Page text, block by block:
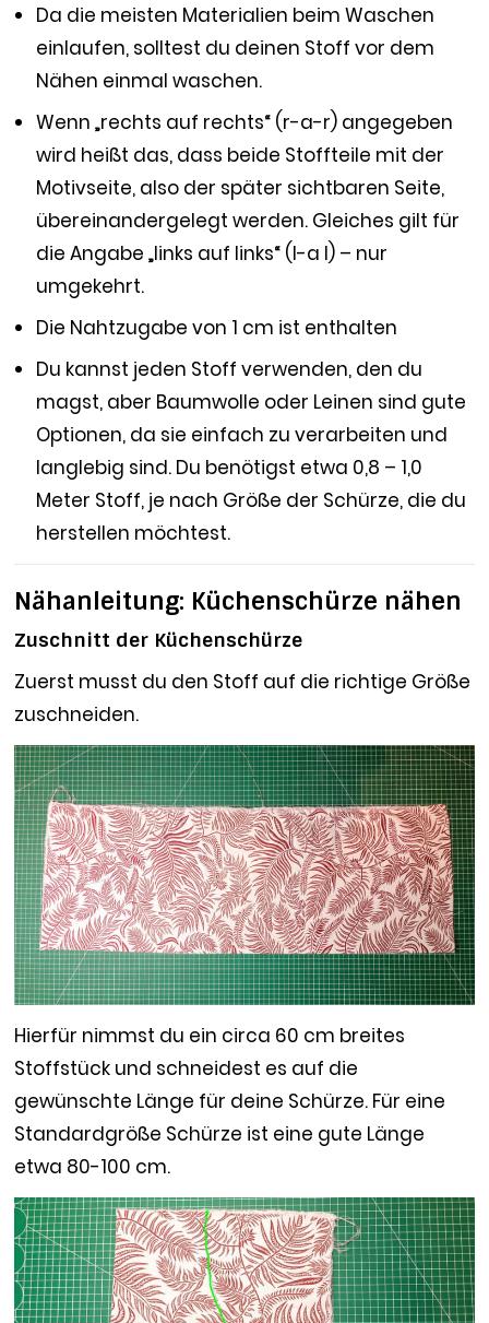
Da die meisten Materialien beim Waschen
einlaufen, solltest du deinen Stoff vor dem
Nähen einmal waschen.
Wenn „rechts auf rechts“ (r-a-r) angegeben
wird heißt das, dass beide Stoffteile mit der
Motivseite, also der später sichtbaren Seite,
übereinandergelegt werden. Gleiches gilt für
die Angabe „links auf links“ (l-a l) – nur
umgekehrt.
Die Nahtzugabe von 1 cm ist enthalten
Du kannst jeden Stoff verwenden, den du
magst, aber Baumwolle oder Leinen sind gute
Optionen, da sie einfach zu verarbeiten und
langlebig sind. Du benötigst etwa 0,8 – 1,0
Meter Stoff, je nach Größe der Schürze, die du
herstellen möchtest.
Nähanleitung: Küchenschürze nähen
Zuschnitt der Küchenschürze
Zuerst musst du den Stoff auf die richtige Größe
zuschneiden.
Hierfür nimmst du ein circa 60 cm breites
Stoffstück und schneidest es auf die
gewünschte Länge für deine Schürze. Für eine
Standardgröße Schürze ist eine gute Länge
etwa 80-100 cm.